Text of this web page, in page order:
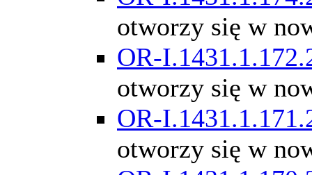
otworzy się w
OR-
otworzy się w
OR-
otworzy się w